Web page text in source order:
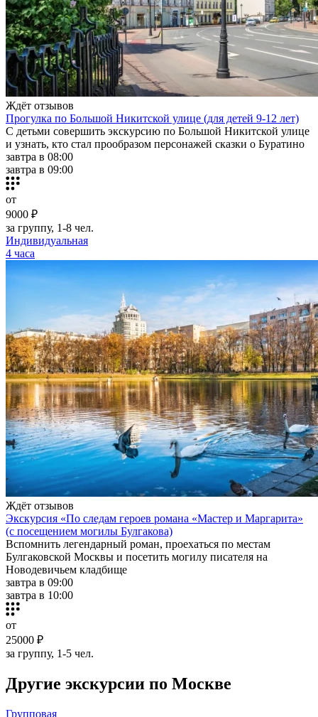
Ждёт отзывов
Прогулка по Большой Никитской улице (для детей 9-12 лет)
С детьми совершить экскурсию по Большой Никитской улице
и узнать, кто стал прообразом персонажей сказки о Буратино
завтра в 08:00
завтра в 09:00
от
9000 ₽
за группу, 1-8 чел.
Индивидуальная
4 часа
Ждёт отзывов
Экскурсия «По следам героев романа «Мастер и Маргарита»
(с посещением могилы Булгакова)
Вспомнить легендарный роман, проехаться по местам
Булгаковской Москвы и посетить могилу писателя на
Новодевичьем кладбище
завтра в 09:00
завтра в 10:00
от
25000 ₽
за группу, 1-5 чел.
Другие экскурсии по Москве
Групповая